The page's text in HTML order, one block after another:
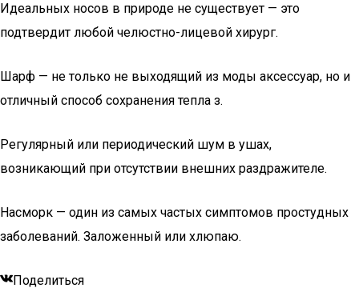
Идеальных носов в природе не существует — это
подтвердит любой челюстно-лицевой хирург.
Шарф — не только не выходящий из моды аксессуар, но и
отличный способ сохранения тепла з.
Регулярный или периодический шум в ушах,
возникающий при отсутствии внешних раздражителе.
Насморк — один из самых частых симптомов простудных
заболеваний. Заложенный или хлюпаю.
Поделиться